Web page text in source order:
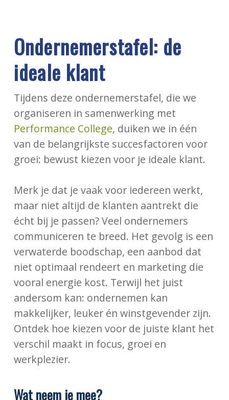
Ondernemerstafel: de
ideale klant
Tijdens deze ondernemerstafel, die we
organiseren in samenwerking met
Performance College, duiken we in één
van de belangrijkste succesfactoren voor
groei: bewust kiezen voor je ideale klant.
Merk je dat je vaak voor iedereen werkt,
maar niet altijd de klanten aantrekt die
écht bij je passen? Veel ondernemers
communiceren te breed. Het gevolg is een
verwaterde boodschap, een aanbod dat
niet optimaal rendeert en marketing die
vooral energie kost. Terwijl het juist
andersom kan: ondernemen kan
makkelijker, leuker én winstgevender zijn.
Ontdek hoe kiezen voor de juiste klant het
verschil maakt in focus, groei en
werkplezier.
Wat neem je mee?